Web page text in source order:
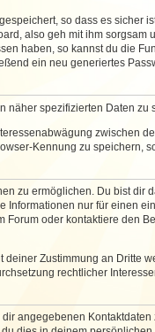
so dass es
also geh mit ihm
haben, so kannst du die
ein neu generiertes
spezifizierten Daten
zwischen
Kennung zu speichern,
zu ermöglichen. Du bist
nur für einen
oder kontaktiere den
Zustimmung an Dritte
rechtlicher
angegebenen